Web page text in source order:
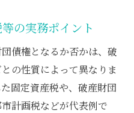
の実務ポイント
債権となるか否かは、破
の性質によって異なりま
固定資産税や、破産財団
計画税などが代表例で